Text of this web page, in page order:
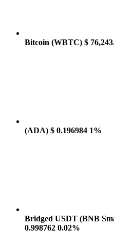
Bitcoin (WBTC) $
(ADA) $ 0.196984 1%
Bridged USDT (BNB
0.998762 0.02%